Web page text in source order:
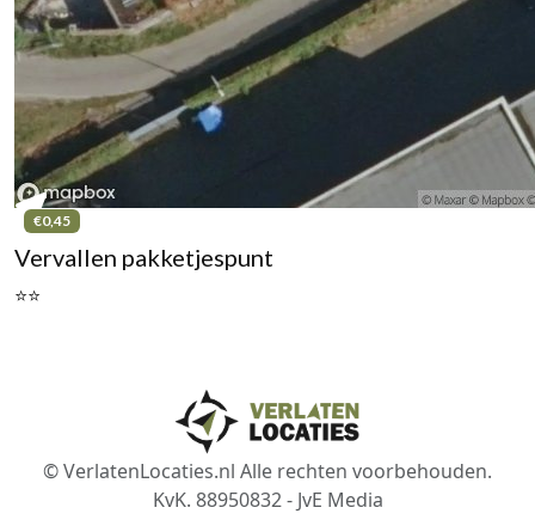
€0,45
Vervallen pakketjespunt
⭐⭐
© VerlatenLocaties.nl Alle rechten voorbehouden.
KvK. 88950832 - JvE Media